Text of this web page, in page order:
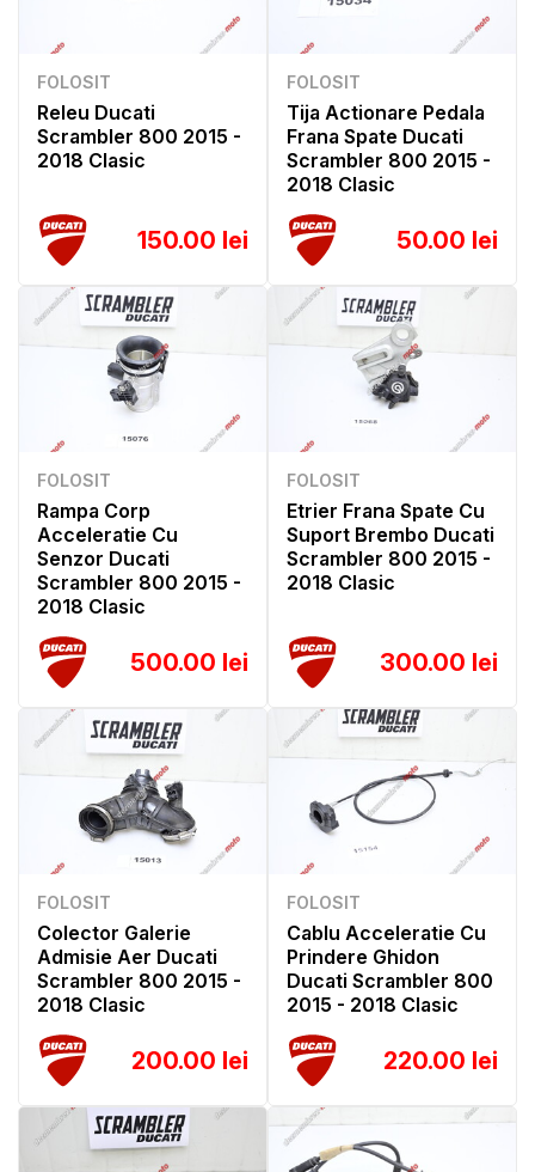
FOLOSIT
Releu Ducati
Scrambler 800 2015 -
2018 Clasic
150.00 lei
FOLOSIT
Tija Actionare Pedala
Frana Spate Ducati
Scrambler 800 2015 -
2018 Clasic
50.00 lei
FOLOSIT
Rampa Corp
Acceleratie Cu
Senzor Ducati
Scrambler 800 2015 -
2018 Clasic
500.00 lei
FOLOSIT
Etrier Frana Spate Cu
Suport Brembo Ducati
Scrambler 800 2015 -
2018 Clasic
300.00 lei
FOLOSIT
Colector Galerie
Admisie Aer Ducati
Scrambler 800 2015 -
2018 Clasic
200.00 lei
FOLOSIT
Cablu Acceleratie Cu
Prindere Ghidon
Ducati Scrambler 800
2015 - 2018 Clasic
220.00 lei